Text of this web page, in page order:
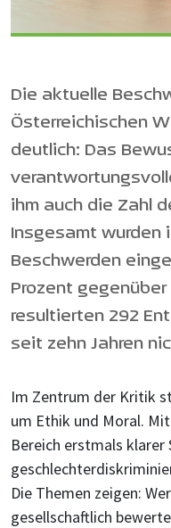
Die aktuelle
Österreichischen
deutlich: Das
ihm auch die Zahl
Insgesamt wurden
Beschwerden
Prozent gegenüber
resultierten 292
seit zehn Jahren
Im Zentrum der Kritik
um Ethik und Moral.
Bereich erstmals
Die Themen zeigen:
gesellschaftlich